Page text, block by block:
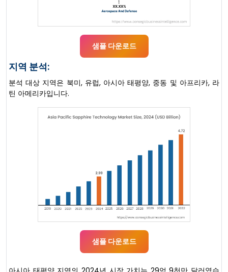
샘플 다운로드
지역 분석:
분석 대상 지역은 북미, 유럽, 아시아 태평양, 중동 및 아프리카, 라
틴 아메리카입니다.
샘플 다운로드